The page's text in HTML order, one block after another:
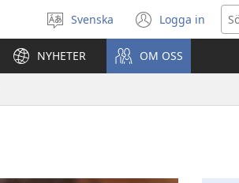
Välj
språk
Svenska Logga in
(öppnar
nytt
fönster)
NYHETER OM OSS